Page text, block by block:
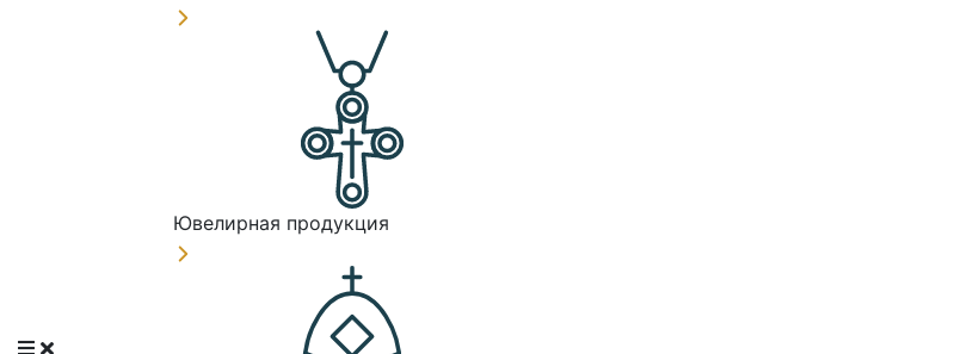
Ювелирная продукция